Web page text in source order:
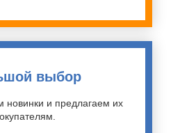
выбор
новинки и предлагаем их